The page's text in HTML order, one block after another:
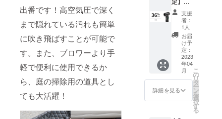
出番です！高空気圧で深く
まで隠れている汚れも簡単
に吹き飛ばすことが可能で
す。また、ブロワーより手
軽で便利に使用できるか
ら、庭の掃除用の道具とし
ても大活躍！
ます。
語取扱
説明書
口ノズ
ル×1 細
口ノズ
ル×1
ビッグ
ノズル
×1 太口
ノズル
×1 ク
リー
ナーノ
ズル×1
早割
36％OF
F！ミニ
クリー
ナー
「CF01
」×2 ※
送料無
料（日
本国内
限定）
内容
物：
支援
者：
1人
お届
け予
定：
2023
年04
月
詳細を見る
こ
の
リ
タ
ー
ン
を
選
択
す
る